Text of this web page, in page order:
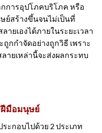
การอุปโภคบริโภค หรือ
ย์สร้างขึ้นจนไม่เป็นที่
ายเองได้ภายในระยะเวลา
กกำจัดอย่างถูกวิธี เพราะ
ายเหล่านี้จะส่งผลกระทบ
มือมนุษย์
ะกอบไปด้วย 2 ประเภท